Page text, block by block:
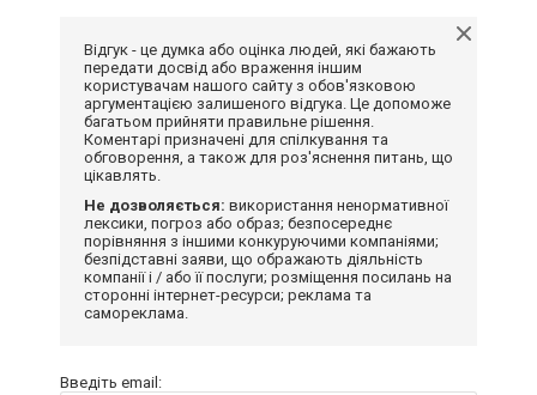
Відгук - це думка або оцінка людей, які бажають
передати досвід або враження іншим
користувачам нашого сайту з обов'язковою
аргументацією залишеного відгука. Це допоможе
багатьом прийняти правильне рішення.
Коментарі призначені для спілкування та
обговорення, а також для роз'яснення питань, що
цікавлять.
Не дозволяється: використання ненормативної
лексики, погроз або образ; безпосереднє
порівняння з іншими конкуруючими компаніями;
безпідставні заяви, що ображають діяльність
компанії і / або її послуги; розміщення посилань на
сторонні інтернет-ресурси; реклама та
самореклама.
Введіть email: